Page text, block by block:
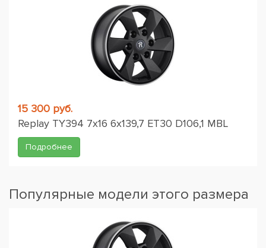
15 300 руб.
Replay TY394 7x16 6x139,7 ET30 D106,1 MBL
Подробнее
Популярные модели этого размера